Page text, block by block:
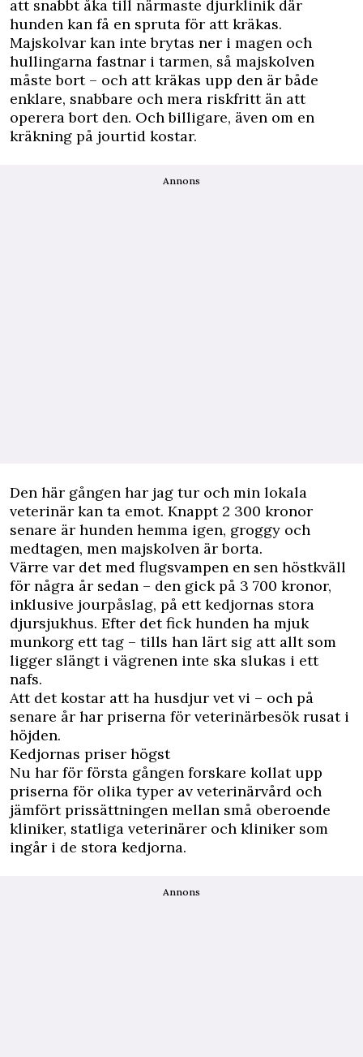
att snabbt åka till närmaste djurklinik där
hunden kan få en spruta för att kräkas.
Majskolvar kan inte brytas ner i magen och
hullingarna fastnar i tarmen, så majskolven
måste bort – och att kräkas upp den är både
enklare, snabbare och mera riskfritt än att
operera bort den. Och billigare, även om en
kräkning på jourtid kostar.
Annons
Den här gången har jag tur och min lokala
veterinär kan ta emot. Knappt 2 300 kronor
senare är hunden hemma igen, groggy och
medtagen, men majskolven är borta.
Värre var det med flugsvampen en sen höstkväll
för några år sedan – den gick på 3 700 kronor,
inklusive jourpåslag, på ett kedjornas stora
djursjukhus. Efter det fick hunden ha mjuk
munkorg ett tag – tills han lärt sig att allt som
ligger slängt i vägrenen inte ska slukas i ett
nafs.
Att det kostar att ha husdjur vet vi – och på
senare år har priserna för veterinärbesök rusat i
höjden.
Kedjornas priser högst
Nu har för första gången forskare kollat upp
priserna för olika typer av veterinärvård och
jämfört prissättningen mellan små oberoende
kliniker, statliga veterinärer och kliniker som
ingår i de stora kedjorna.
Annons